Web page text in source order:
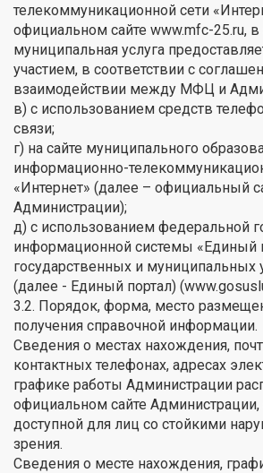
телекоммуникационной сети
официальном сайте www.mfc-25.ru, в
муниципальная услуга
участием, в соответствии с
взаимодействии между МФЦ и
в) с использованием средств
связи;
г) на сайте муниципального
информационно-
«Интернет» (далее – официальный
Администрации);
д) с использованием федеральной
информационной системы «Единый
государственных и муниципальных
(далее - Единый портал)
3.2. Порядок, форма, место
получения справочной информации.
Сведения о местах нахождения,
контактных телефонах, адресах
графике работы Администрации
официальном сайте Администрации,
доступной для лиц со стойкими
зрения.
Сведения о месте нахождения,